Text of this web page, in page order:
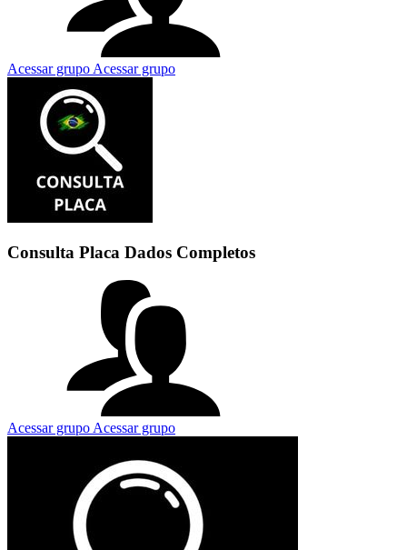
Acessar grupo Acessar grupo
Consulta Placa Dados Completos
Acessar grupo Acessar grupo